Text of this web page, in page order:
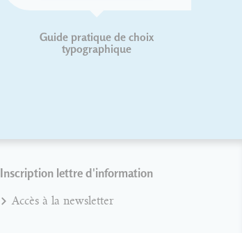
Guide pratique de choix
typographique
Inscription lettre d'information
Accès à la newsletter